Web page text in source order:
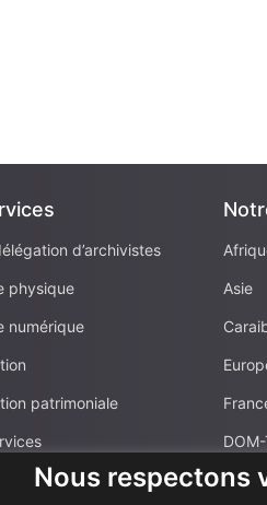
d’archivistes
physique
numérique
patrimoniale
Asie
Nous respectons